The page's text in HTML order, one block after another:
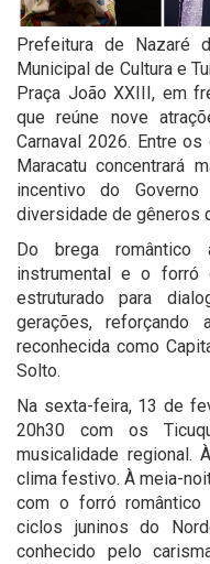
Prefeitura de Nazaré
Municipal de Cultura e
Praça João XXIII, em
que reúne nove
Carnaval 2026. Entre
Maracatu concentrará
incentivo do
diversidade de gêneros
Do brega
instrumental e o
estruturado para
gerações, reforçando
reconhecida como
Solto.
Na sexta-feira, 13 de
20h30 com os
musicalidade regional.
clima festivo. À meia-
com o forró
ciclos juninos do
conhecido pelo